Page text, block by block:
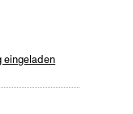
eingeladen